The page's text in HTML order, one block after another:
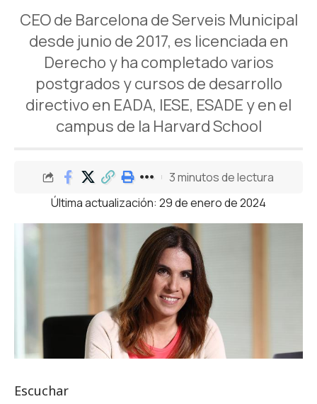
CEO de Barcelona de Serveis Municipal
desde junio de 2017, es licenciada en
Derecho y ha completado varios
postgrados y cursos de desarrollo
directivo en EADA, IESE, ESADE y en el
campus de la Harvard School
Última actualización: 29 de enero de 2024
3 minutos de lectura
Escuchar